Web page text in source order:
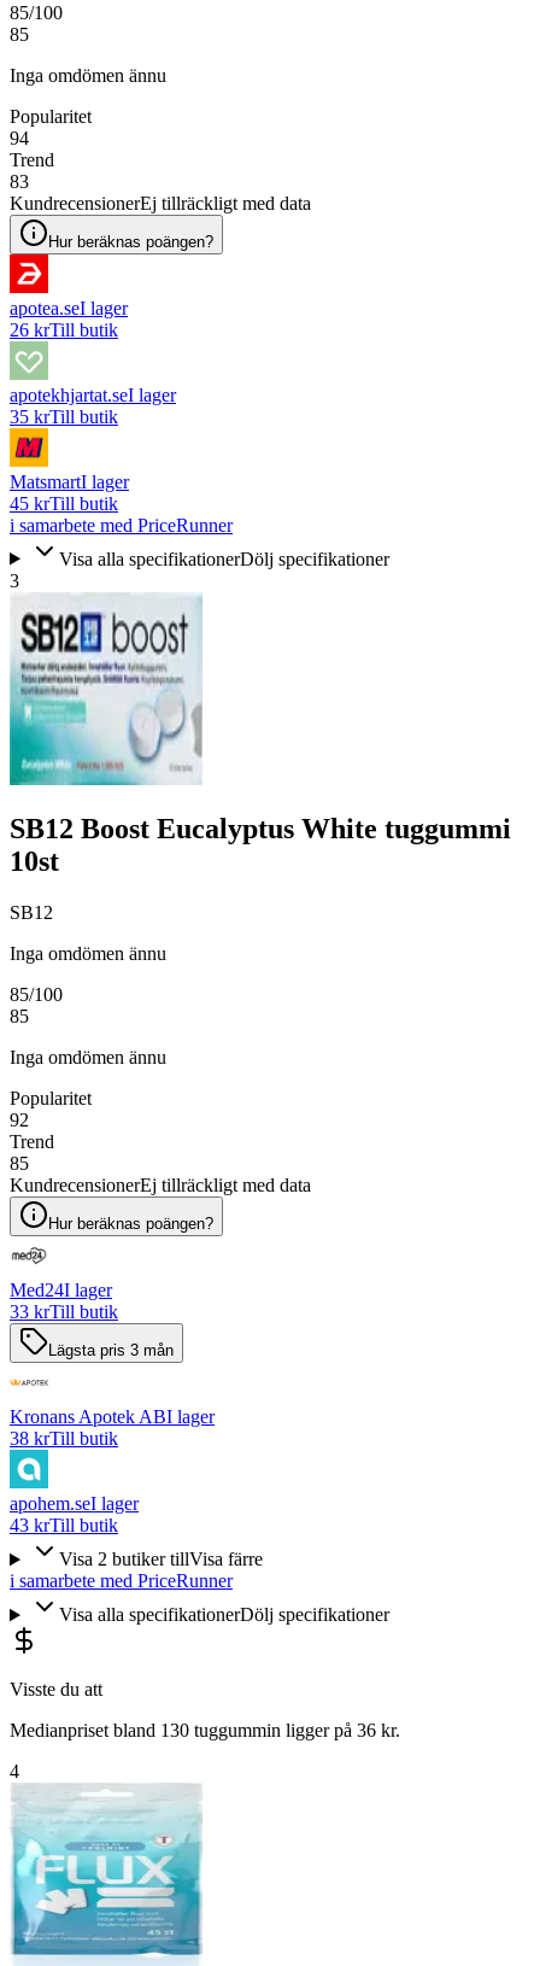
85/100
85
Inga omdömen ännu
Popularitet
94
Trend
83
KundrecensionerEj tillräckligt med data
Hur beräknas poängen?
apotea.seI lager
26 krTill butik
apotekhjartat.seI lager
35 krTill butik
MatsmartI lager
45 krTill butik
i samarbete med PriceRunner
Visa alla specifikationerDölj specifikationer
3
SB12 Boost Eucalyptus White tuggummi
10st
SB12
Inga omdömen ännu
85/100
85
Inga omdömen ännu
Popularitet
92
Trend
85
KundrecensionerEj tillräckligt med data
Hur beräknas poängen?
Med24I lager
33 krTill butik
Lägsta pris 3 mån
Kronans Apotek ABI lager
38 krTill butik
apohem.seI lager
43 krTill butik
Visa 2 butiker tillVisa färre
i samarbete med PriceRunner
Visa alla specifikationerDölj specifikationer
Visste du att
Medianpriset bland 130 tuggummin ligger på 36 kr.
4